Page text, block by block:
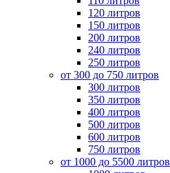
120 литров
150 литров
200 литров
240 литров
250 литров
от 300 до 750 литров
300 литров
350 литров
400 литров
500 литров
600 литров
750 литров
от 1000 до 5500 литров